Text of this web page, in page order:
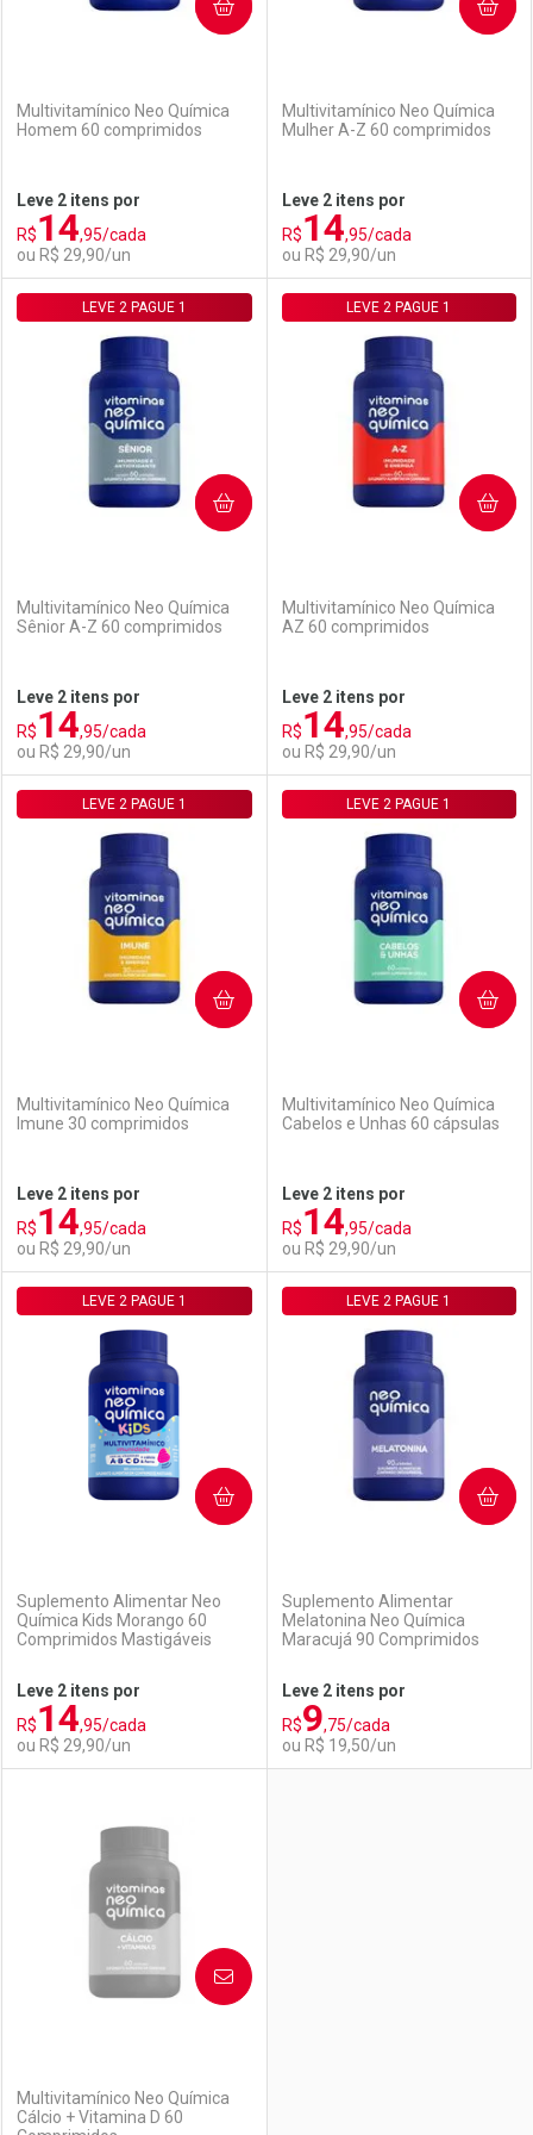
Multivitamínico Neo Química
Homem 60 comprimidos
Leve 2 itens por
R$14,95/cada
ou R$ 29,90/un
COMPRAR
Laboratório
Comprar sem Desconto
Por R$ 29,90/cada
Por Menos
Comprar sem Desconto
Por R$ 29,90/cada
Multivitamínico Neo Química
Mulher A-Z 60 comprimidos
Leve 2 itens por
R$14,95/cada
ou R$ 29,90/un
COMPRAR
Laboratório
Comprar sem Desconto
Por R$ 29,90/cada
Por Menos
Comprar sem Desconto
Por R$ 29,90/cada
Multivitamínico Neo Química
Sênior A-Z 60 comprimidos
LEVE 2 PAGUE 1
Leve 2 itens por
R$14,95/cada
ou R$ 29,90/un
COMPRAR
Laboratório
Comprar sem Desconto
Por R$ 29,90/cada
Por Menos
Comprar sem Desconto
Por R$ 29,90/cada
Multivitamínico Neo Química
AZ 60 comprimidos
LEVE 2 PAGUE 1
Leve 2 itens por
R$14,95/cada
ou R$ 29,90/un
COMPRAR
Laboratório
Comprar sem Desconto
Por R$ 29,90/cada
Por Menos
Comprar sem Desconto
Por R$ 29,90/cada
Multivitamínico Neo Química
Imune 30 comprimidos
LEVE 2 PAGUE 1
Leve 2 itens por
R$14,95/cada
ou R$ 29,90/un
COMPRAR
Laboratório
Ativar Desconto
Comprar sem Desconto
Por R$ 29,90/cada
Por Menos
Comprar sem Desconto
Por R$ 29,90/cada
Multivitamínico Neo Química
Cabelos e Unhas 60 cápsulas
LEVE 2 PAGUE 1
Leve 2 itens por
R$14,95/cada
ou R$ 29,90/un
COMPRAR
Laboratório
Ativar Desconto
Comprar sem Desconto
Por R$ 29,90/cada
Por Menos
Comprar sem Desconto
Por R$ 29,90/cada
Suplemento Alimentar Neo
Química Kids Morango 60
Comprimidos Mastigáveis
LEVE 2 PAGUE 1
Leve 2 itens por
R$14,95/cada
ou R$ 29,90/un
COMPRAR
Laboratório
Por Menos
Suplemento Alimentar
Melatonina Neo Química
Maracujá 90 Comprimidos
LEVE 2 PAGUE 1
Leve 2 itens por
R$9,75/cada
ou R$ 19,50/un
COMPRAR
Multivitamínico Neo Química
Cálcio + Vitamina D 60
AVISE-ME